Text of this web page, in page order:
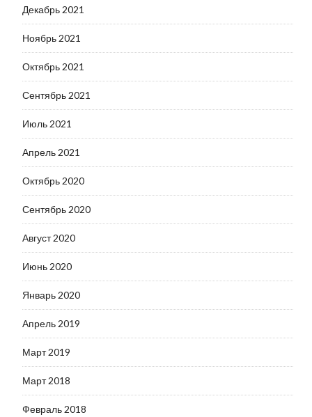
Декабрь 2021
Ноябрь 2021
Октябрь 2021
Сентябрь 2021
Июль 2021
Апрель 2021
Октябрь 2020
Сентябрь 2020
Август 2020
Июнь 2020
Январь 2020
Апрель 2019
Март 2019
Март 2018
Февраль 2018